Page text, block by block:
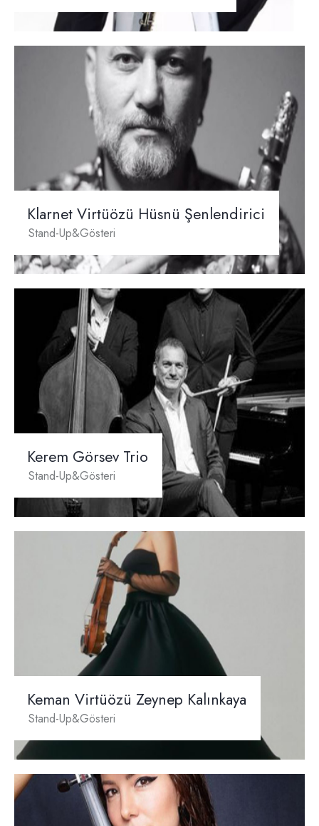
Klarnet Virtüözü Hüsnü Şenlendirici
Stand-Up&Gösteri
Kerem Görsev Trio
Stand-Up&Gösteri
Keman Virtüözü Zeynep Kalınkaya
Stand-Up&Gösteri